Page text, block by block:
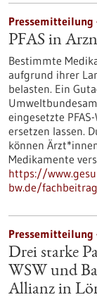
Pressemitteilung
PFAS in
Bestimmte
aufgrund ihrer
belasten. Ein
eingesetzte
ersetzen lassen.
können
Medikamente
https://
bw.de/
Pressemitteilung
Drei starke
WSW und
Allianz in